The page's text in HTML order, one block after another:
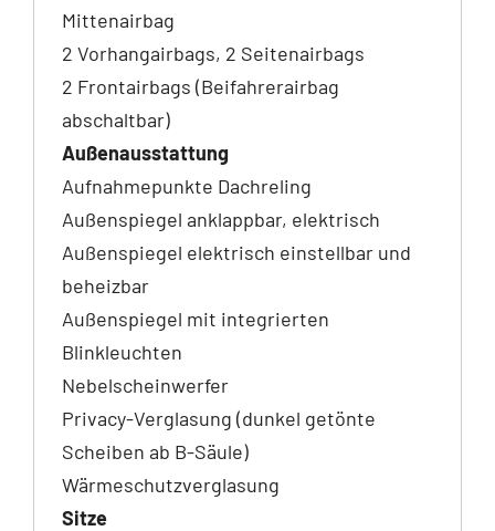
Mittenairbag
2 Vorhangairbags, 2 Seitenairbags
2 Frontairbags (Beifahrerairbag
abschaltbar)
Außenausstattung
Aufnahmepunkte Dachreling
Außenspiegel anklappbar, elektrisch
Außenspiegel elektrisch einstellbar und
beheizbar
Außenspiegel mit integrierten
Blinkleuchten
Nebelscheinwerfer
Privacy-Verglasung (dunkel getönte
Scheiben ab B-Säule)
Wärmeschutzverglasung
Sitze